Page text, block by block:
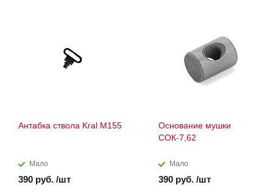
Антабка ствола Kral M155
Мало
390 руб. /шт
Основание мушки
СОК-7,62
Мало
390 руб. /шт